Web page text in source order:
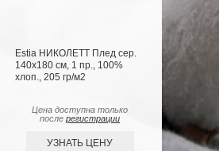
Estia НИКОЛЕТТ Плед сер.
140х180 см, 1 пр., 100%
хлоп., 205 гр/м2
Цена доступна только
послерегистрации
УЗНАТЬ ЦЕНУ